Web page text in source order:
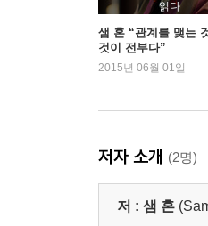
Scene 15 사후
Scene 16 남의 잘
Scene 17 명령을
Scene 18 질문을
Scene 22 긍정적
Scene 23 극단적
Scene 24 모든 것
읽다
샘 혼 “관계를 맺는
것이 전부다”
2015년 06월 01일
저자 소개 (2명)
저 : 샘 혼